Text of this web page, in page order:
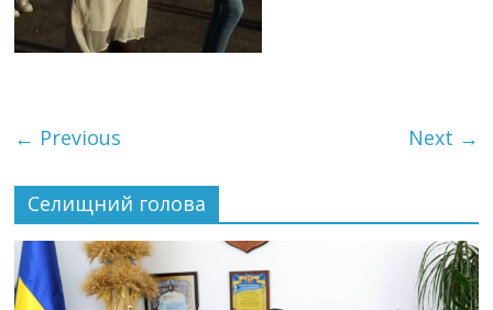
← Previous Next →
Селищний голова